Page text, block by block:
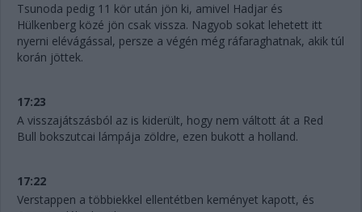
Tsunoda pedig 11 kör után jön ki, amivel Hadjar és
Hülkenberg közé jön csak vissza. Nagyob sokat lehetett itt
nyerni elévágással, persze a végén még ráfaraghatnak, akik túl
korán jöttek.
17:23
A visszajátszásból az is kiderült, hogy nem váltott át a Red
Bull bokszutcai lámpája zöldre, ezen bukott a holland.
17:22
Verstappen a többiekkel ellentétben keményet kapott, és